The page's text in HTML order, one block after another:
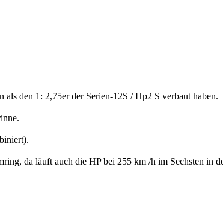
den 1: 2,75er der Serien-12S / Hp2 S verbaut haben.
da läuft auch die HP bei 255 km /h im Sechsten in